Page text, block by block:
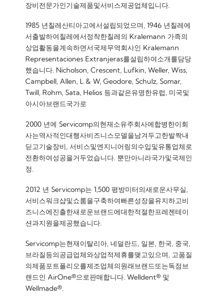
장비전문가인기술제품및서비스제공업체입니다.
1985 년칠레산티아고에서설립되었으며, 1946 년칠레에
서출발하여칠레에서정착한칠레의 Kralemann 가족의
상업활동을계속하면서국제무역회사인 Kralemann
Representaciones Extranjeras를설립하여소개를담당
했습니다. Nicholson, Crescent, Lufkin, Weller, Wiss,
Campbell, Allen, L & W, Geodore, Schulz, Somar,
Twill, Rohm, Sata, Helios 등과같은유명한유럽, 미국및
아시아브랜드국가로
2000 년에 Servicomp의현재소유주회사에합병한이회
사는역사적인대행사비즈니스모델을남겨두고한발짝내
딛고기술장비, 서비스및엔지니어링의수입및유통업체로
전환하여성공을거두었습니다. 뿐만아니라국가및국제인
정.
2012 년 Servicomp는 1,500 평방미터의새로운사무실,
서비스워크샵및쇼룸을구축하여빠른성장을유지하고비
즈니스에진출한새로운브랜드에대한적절한프레젠테이
션과지원을제공했습니다.
Servicomp는현재이탈리아, 네덜란드, 일본, 한국, 중국,
브라질등의공급업체와상업적제휴를맺고있으며, 고품질
의제품포트폴리오를제조업체의원래브랜드또는독점브
랜드인 AirOne®으로판매합니다. Welldent® 및
Wellmade®.